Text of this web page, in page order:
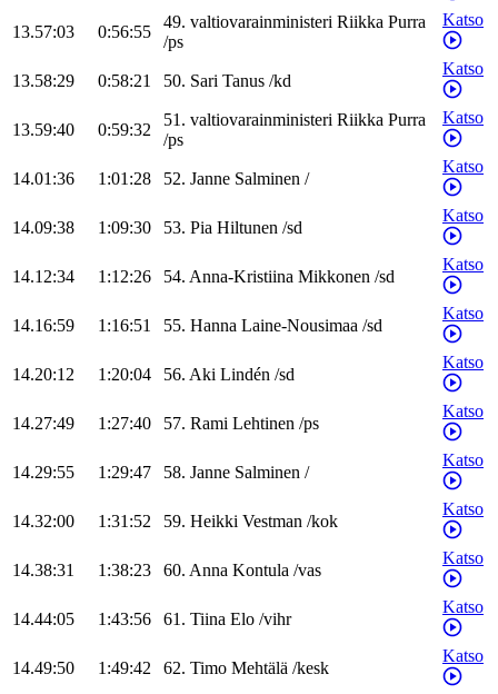
13.57:03 0:56:55
49. valtiovarainministeri Riikka Purra
/ps
Katso
13.58:29 0:58:21 50. Sari Tanus /kd
Katso
13.59:40 0:59:32
51. valtiovarainministeri Riikka Purra
/ps
Katso
14.01:36 1:01:28 52. Janne Salminen /
Katso
14.09:38 1:09:30 53. Pia Hiltunen /sd
Katso
14.12:34 1:12:26 54. Anna-Kristiina Mikkonen /sd
Katso
14.16:59 1:16:51 55. Hanna Laine-Nousimaa /sd
Katso
14.20:12 1:20:04 56. Aki Lindén /sd
Katso
14.27:49 1:27:40 57. Rami Lehtinen /ps
Katso
14.29:55 1:29:47 58. Janne Salminen /
Katso
14.32:00 1:31:52 59. Heikki Vestman /kok
Katso
14.38:31 1:38:23 60. Anna Kontula /vas
Katso
14.44:05 1:43:56 61. Tiina Elo /vihr
Katso
14.49:50 1:49:42 62. Timo Mehtälä /kesk
Katso